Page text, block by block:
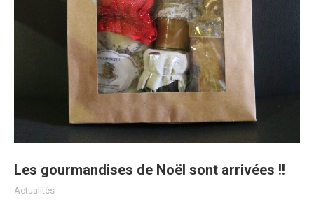
Les gourmandises de Noël sont arrivées !!
Actualités